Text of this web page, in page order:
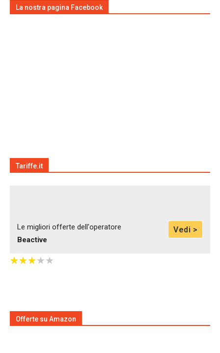
La nostra pagina Facebook
Tariffe.it
Le migliori offerte dell'operatore
Beactive
Vedi >
★★★★★
★★★★★
Offerte su Amazon